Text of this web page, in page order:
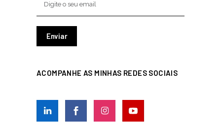
ACOMPANHE AS MINHAS REDES SOCIAIS